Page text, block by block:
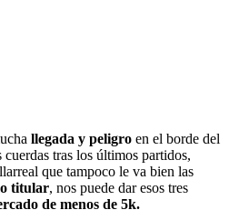
llegada y peligro en el borde del
tras los últimos partidos,
que tampoco le va bien las
titular, nos puede dar esos tres
de menos de 5k.